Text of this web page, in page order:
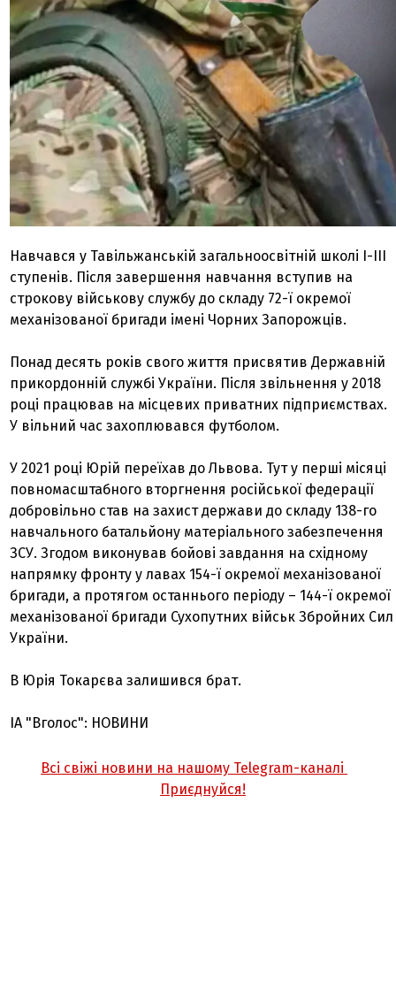
Навчався у Тавільжанській загальноосвітній школі І-ІІІ
ступенів. Після завершення навчання вступив на
строкову військову службу до складу 72-ї окремої
механізованої бригади імені Чорних Запорожців.
Понад десять років свого життя присвятив Державній
прикордонній службі України. Після звільнення у 2018
році працював на місцевих приватних підприємствах.
У вільний час захоплювався футболом.
У 2021 році Юрій переїхав до Львова. Тут у перші місяці
повномасштабного вторгнення російської федерації
добровільно став на захист держави до складу 138-го
навчального батальйону матеріального забезпечення
ЗСУ. Згодом виконував бойові завдання на східному
напрямку фронту у лавах 154-ї окремої механізованої
бригади, а протягом останнього періоду – 144-ї окремої
механізованої бригади Сухопутних військ Збройних Сил
України.
В Юрія Токарєва залишився брат.
ІА "Вголос": НОВИНИ
Всі свіжі новини на нашому Telegram-каналі
Приєднуйся!